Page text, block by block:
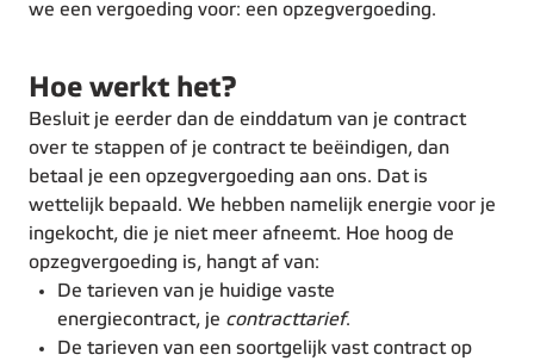
we een vergoeding voor: een opzegvergoeding.
Hoe werkt het?
Besluit je eerder dan de einddatum van je contract
over te stappen of je contract te beëindigen, dan
betaal je een opzegvergoeding aan ons. Dat is
wettelijk bepaald. We hebben namelijk energie voor je
ingekocht, die je niet meer afneemt. Hoe hoog de
opzegvergoeding is, hangt af van:
De tarieven van je huidige vaste
energiecontract, je contracttarief.
De tarieven van een soortgelijk vast contract op